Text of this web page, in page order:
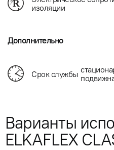
изоляции
Дополнительно
Срок службы
Варианты
ELKAFLEX